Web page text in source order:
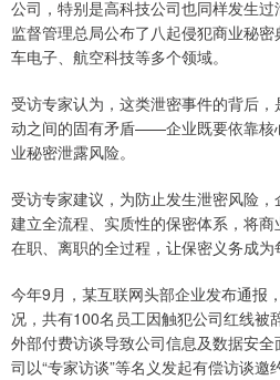
公司，特别是高科技公司也同样发生
监督管理总局公布了八起侵犯商业秘
车电子、航空科技等多个领域。
受访专家认为，这类泄密事件的背后
动之间的固有矛盾——企业既要依靠核
业秘密泄露风险。
受访专家建议，为防止发生泄密风险，
建立全流程、实质性的保密体系，将商
在职、离职的全过程，让保密义务成为
今年9月，某互联网头部企业发布通报
况，共有100名员工因触犯公司红线被
外部付费访谈导致公司信息及数据安
司以“专家访谈”等名义发起有偿访谈邀